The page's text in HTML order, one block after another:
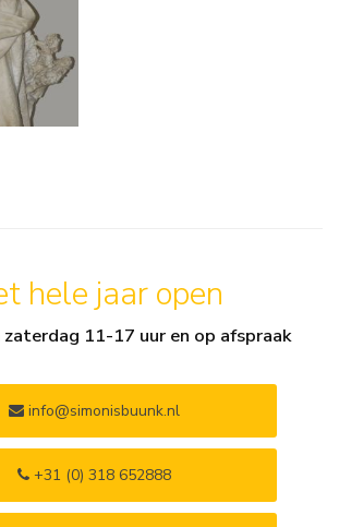
hele jaar open
11-17 uur en op afspraak
info@simonisbuunk.nl
+31 (0) 318 652888